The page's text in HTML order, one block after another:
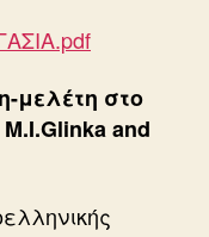
μελέτη στο
and